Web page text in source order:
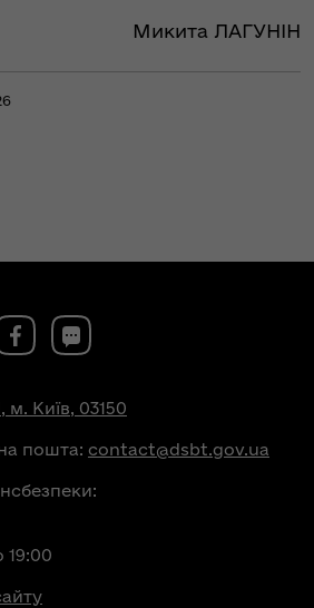
Микита ЛАГУНІН
м. Київ, 03150
пошта: contact@dsbt.gov.ua